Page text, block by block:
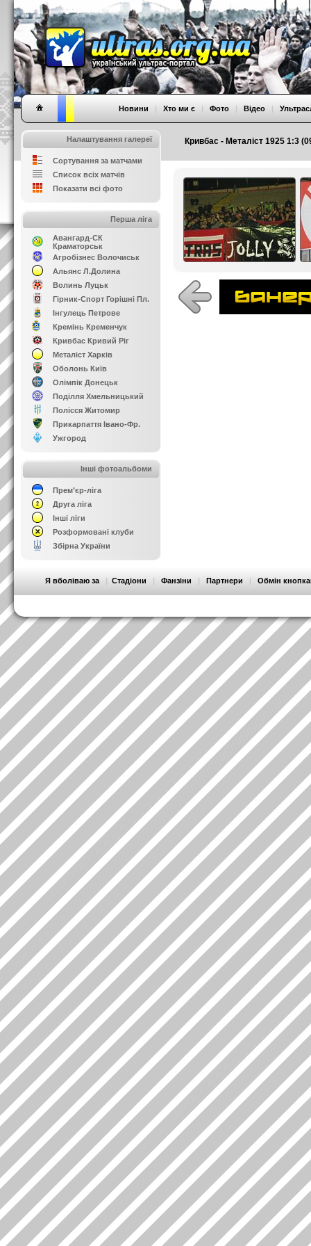
Кривбас - Металіст 1925 1:3
Новини | Хто ми є | Фото | Відео |
Налаштування галереї
Сортування за матчами
Список всіх матчів
Показати всі фото
Перша ліга
Авангард-СК
Краматорськ
Агробізнес Волочиськ
Альянс Л.Долина
Волинь Луцьк
Гірник-Спорт Горішні Пл.
Інгулець Петрове
Кремінь Кременчук
Кривбас Кривий Ріг
Металіст Харків
Оболонь Київ
Олімпік Донецьк
Поділля Хмельницький
Полісся Житомир
Прикарпаття Івано-Фр.
Ужгород
Інші фотоальбоми
Прем’єр-ліга
Друга ліга
Інші ліги
Розформовані клуби
Збірна України
Я вболіваю за | Стадіони | Фанзіни | Партнери | Обмін